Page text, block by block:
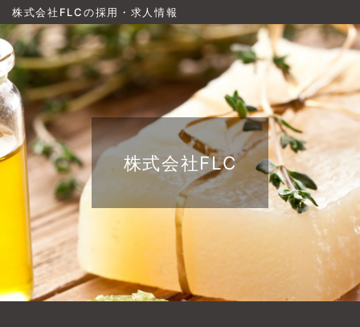
株式会社FLCの採用・求人情報
株式会社FLC